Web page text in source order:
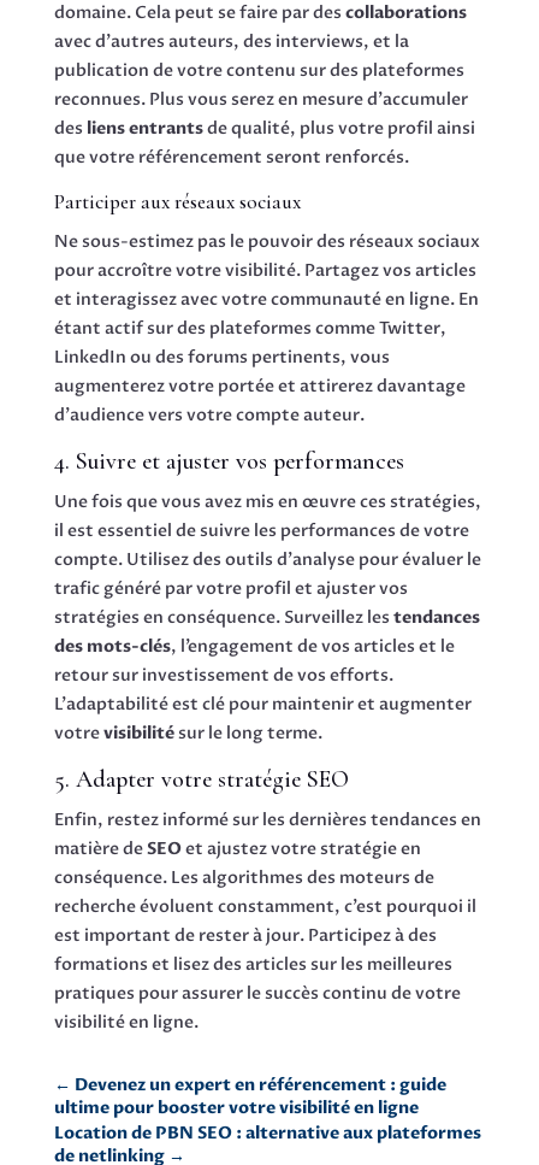
domaine. Cela peut se faire par des collaborations
avec d’autres auteurs, des interviews, et la
publication de votre contenu sur des plateformes
reconnues. Plus vous serez en mesure d’accumuler
des liens entrantsde qualité, plus votre profil ainsi
que votre référencement seront renforcés.
Participer aux réseaux sociaux
Ne sous-estimez pas le pouvoir des réseaux sociaux
pour accroître votre visibilité. Partagez vos articles
et interagissez avec votre communauté en ligne. En
étant actif sur des plateformes comme Twitter,
LinkedIn ou des forums pertinents, vous
augmenterez votre portée et attirerez davantage
d’audience vers votre compte auteur.
4. Suivre et ajuster vos performances
Une fois que vous avez mis en œuvre ces stratégies,
il est essentiel de suivre les performances de votre
compte. Utilisez des outils d’analyse pour évaluer le
trafic généré par votre profil et ajuster vos
stratégies en conséquence. Surveillez les tendances
des mots-clés, l’engagement de vos articles et le
retour sur investissement de vos efforts.
L’adaptabilité est clé pour maintenir et augmenter
votrevisibilitésur le long terme.
5. Adapter votre stratégie SEO
Enfin, restez informé sur les dernières tendances en
matière deSEOet ajustez votre stratégie en
conséquence. Les algorithmes des moteurs de
recherche évoluent constamment, c’est pourquoi il
est important de rester à jour. Participez à des
formations et lisez des articles sur les meilleures
pratiques pour assurer le succès continu de votre
visibilité en ligne.
← Devenez un expert en référencement : guide
ultime pour booster votre visibilité en ligne
Location de PBN SEO : alternative aux plateformes
de netlinking→